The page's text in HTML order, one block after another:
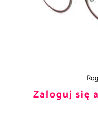
Zaloguj się